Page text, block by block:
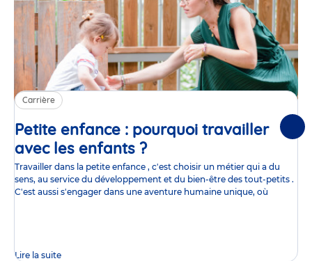
Carrière
Petite enfance : pourquoi travailler
avec les enfants ?Article
Travailler dans la petite enfance , c'est choisir un métier qui a du
sens, au service du développement et du bien-être des tout-petits .
C'est aussi s'engager dans une aventure humaine unique, où
Lire la suite